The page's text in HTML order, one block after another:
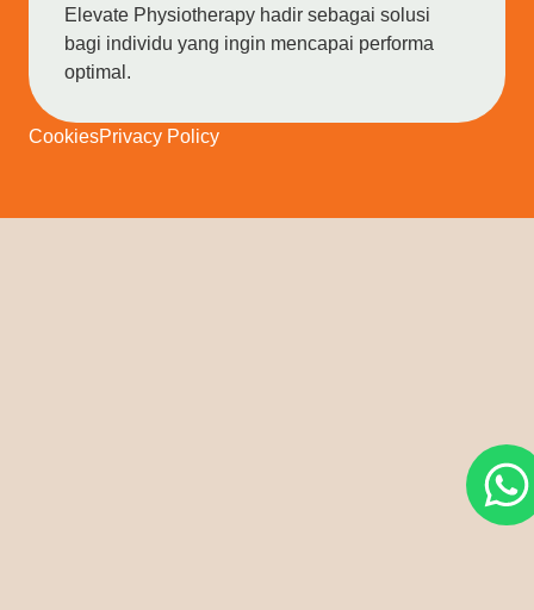
Elevate Physiotherapy hadir sebagai solusi
bagi individu yang ingin mencapai performa
optimal.
CookiesPrivacy Policy